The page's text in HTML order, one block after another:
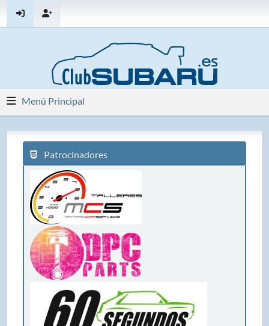
Menú Principal
Patrocinadores